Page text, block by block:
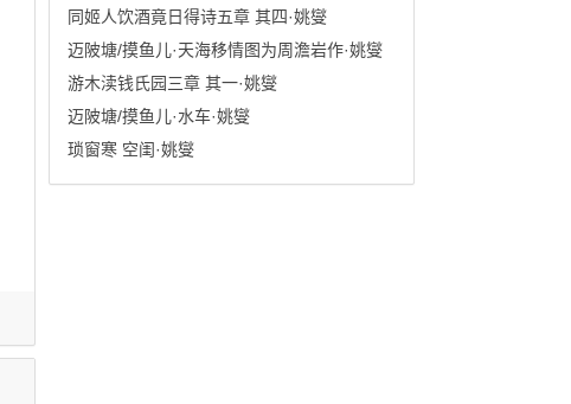
同姬人饮酒竟日得诗五章 其四·姚燮
迈陂塘/摸鱼儿·天海移情图为周澹岩作·姚燮
游木渎钱氏园三章 其一·姚燮
迈陂塘/摸鱼儿·水车·姚燮
琐窗寒 空闺·姚燮